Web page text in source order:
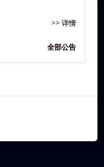
>> 详情
全部公告